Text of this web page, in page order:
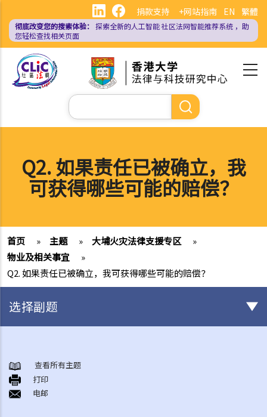
主
EN 繁體
捐款支持 +网站指南
彻底改变您的搜索体验： 探索全新的人工智能社区法网智能推荐系统 ，助
您轻松查找相关页面
搜
索
Q2. 如果责任已被确立，我
可获得哪些可能的赔偿？
首页 » 主题 » 大埔火灾法律支援专区
»
物业及相关事宜
»
Q2. 如果责任已被确立，我可获得哪些可能的赔偿？
选择副题
A. 火葬
B. 骨灰安置所（灵灰安置所）
C. 土葬
查看所有主题
打印
电邮